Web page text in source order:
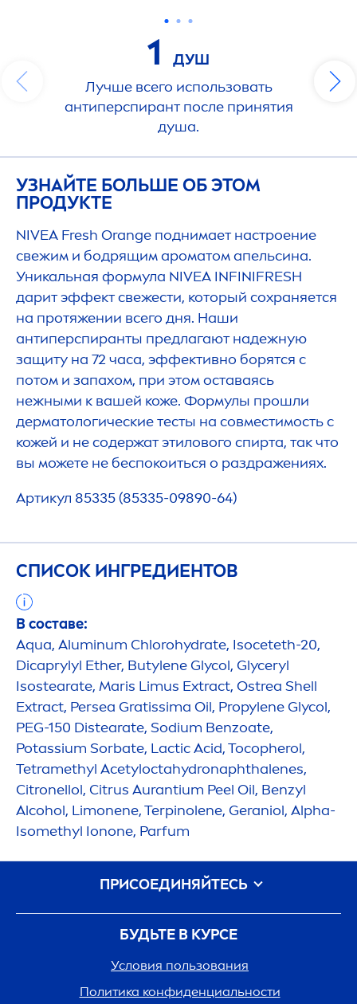
1
ДУШ
Лучше всего использовать
антиперспирант после принятия
душа.
УЗНАЙТЕ БОЛЬШЕ ОБ ЭТОМ
ПРОДУКТЕ
NIVEA Fresh Orange поднимает настроение
свежим и бодрящим ароматом апельсина.
Уникальная формула NIVEA INFINIFRESH
дарит эффект свежести, который сохраняется
на протяжении всего дня. Наши
антиперспиранты предлагают надежную
защиту на 72 часа, эффективно борятся с
потом и запахом, при этом оставаясь
нежными к вашей коже. Формулы прошли
дерматологические тесты на совместимость с
кожей и не содержат этилового спирта, так что
вы можете не беспокоиться о раздражениях.
Артикул 85335 (85335-09890-64)
СПИСОК ИНГРЕДИЕНТОВ
В составе:
Aqua, Aluminum Chlorohydrate, Isoceteth-20,
Dicaprylyl Ether, Butylene Glycol, Glyceryl
Isostearate, Maris Limus Extract, Ostrea Shell
Extract, Persea Gratissima Oil, Propylene Glycol,
PEG-150 Distearate, Sodium Benzoate,
Potassium Sorbate, Lactic Acid, Tocopherol,
Tetramethyl Acetyloctahydronaphthalenes,
Citronellol, Citrus Aurantium Peel Oil, Benzyl
Alcohol, Limonene, Terpinolene, Geraniol, Alpha-
Isomethyl Ionone, Parfum
БУДЬТЕ В КУРСЕ
Условия пользования
Политика конфиденциальности
ПРИСОЕДИНЯЙТЕСЬ